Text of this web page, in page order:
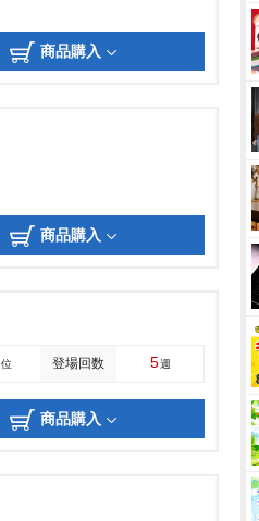
商品購入
商品購入
位 登場回数 5週
商品購入